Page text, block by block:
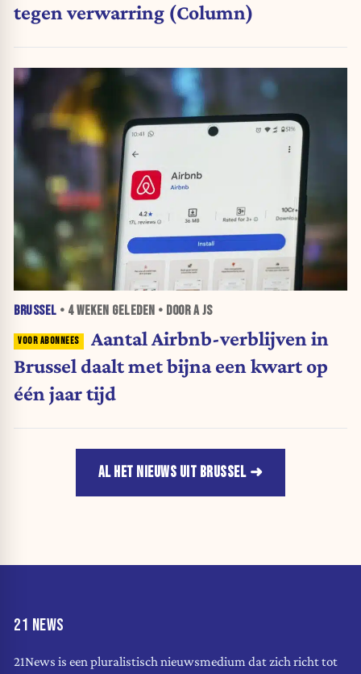
tegen verwarring (Column)
BRUSSEL • 4 WEKEN GELEDEN • DOOR A JS
Aantal Airbnb-verblijven in
Brussel daalt met bijna een kwart op
één jaar tijd
AL HET NIEUWS UIT BRUSSEL
21 NEWS
21News is een pluralistisch nieuwsmedium dat zich richt tot